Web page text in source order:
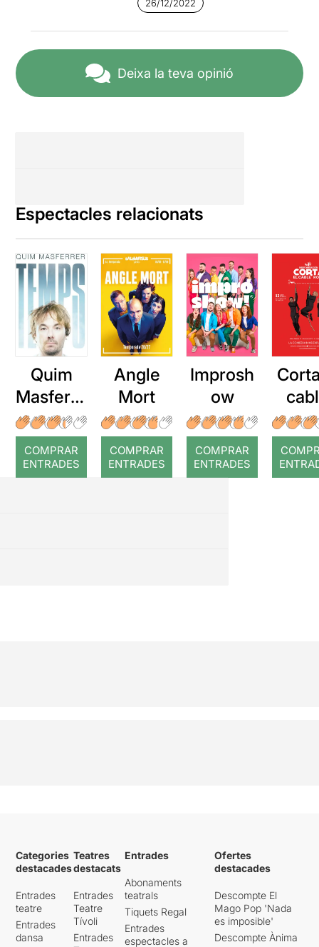
26/12/2022
Deixa la teva opinió
Espectacles relacionats
Quim
Masferre
r: Temps
COMPRAR
ENTRADES
Angle
Mort
COMPRAR
ENTRADES
Improsh
ow
COMPRAR
ENTRADES
Categories
destacades
Entrades
teatre
Entrades
dansa
Teatres
destacats
Entrades
Teatre
Tívoli
Entrades
Entrades
Abonaments
teatrals
Tiquets Regal
Entrades
espectacles a
Ofertes
destacades
Descompte El
Mago Pop 'Nada
es imposible'
Descompte Ànima